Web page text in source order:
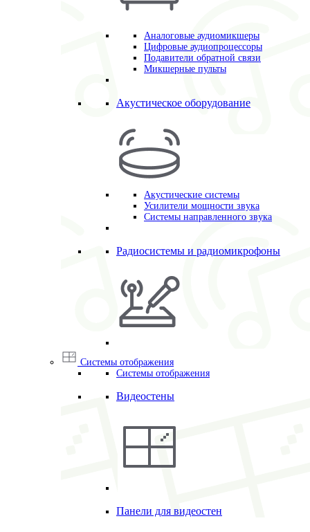
Аналоговые аудиомикшеры
Цифровые аудиопроцессоры
Подавители обратной связи
Микшерные пульты
Акустическое оборудование
Акустические системы
Усилители мощности звука
Системы направленного звука
Радиосистемы и радиомикрофоны
Системы отображения
Системы отображения
Видеостены
Панели для видеостен